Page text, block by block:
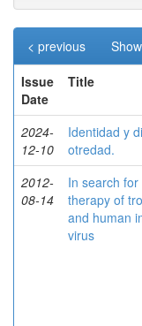
< previous
Issue
Date
Title
2024-
12-10
Identidad y
otredad.
2012-
08-14
In search
therapy of
and human
virus